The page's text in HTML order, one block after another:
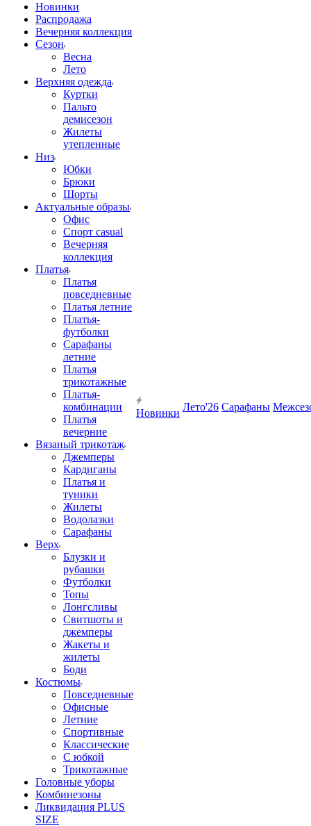
Новинки
Распродажа
Вечерняя коллекция
Сезон
Весна
Лето
Верхняя одежда
Куртки
Пальто
демисезон
Жилеты
утепленные
Низ
Юбки
Брюки
Шорты
Актуальные образы
Офис
Спорт casual
Вечерняя
коллекция
Платья
Платья
повседневные
Платья летние
Платья-
футболки
Сарафаны
летние
Платья
трикотажные
Платья-
комбинации
Платья
вечерние
Вязаный трикотаж
Джемперы
Кардиганы
Платья и
туники
Жилеты
Водолазки
Сарафаны
Верх
Блузки и
рубашки
Футболки
Топы
Лонгсливы
Свитшоты и
джемперы
Жакеты и
жилеты
Боди
Костюмы
Повседневные
Офисные
Летние
Спортивные
Классические
С юбкой
Трикотажные
Головные уборы
Комбинезоны
Ликвидация PLUS
SIZE
Новинки
Лето'26 Сарафаны